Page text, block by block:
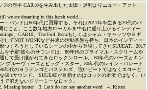
プの旗手 CAR10を生み出した太田・足利よりニュー・アクト
we are dreaming in this harsh world....
・バンドは60年代に回帰する、それは2017年を生きる20代のバ
じこと。ここ数年地方ローカルを中心に盛り上がるインディー、
、CAR10、The Full Teenzもしくはシャム・キャッツやヨギ
してNOT WONKなど共通の活動基盤を持ち、日本のインディー
つくろうとしているシーンの中から登場してきたSUUEAT。2017
を予定!彼らのサウンドは、80年代のプライマル・スクリームや
して受け継がれてきたロックンロール。 60年代のバーズとキン
’グルーヴィーズとビッグ・スター、80年代のレイン・パレード
年代のヨラテンゴとパステルズ、強いビートではなくエコーと
60’sサウンド。 SUUEATが目指すのはロックの本流ではなく、い
で消えないドリーミーなロック。
Missing homer 3. Let’s do not say another word 4. Kitten